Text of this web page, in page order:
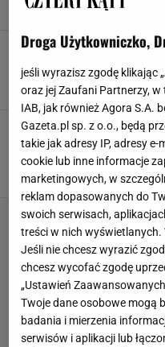
ARANŻACJA WNĘTRZ
10 sztuk za
CASTORAMA DOM
Z
taniej. I
zakupy
CASTORAMA
Droga Użytkowniczko,
jeśli wyrazisz zgodę klikając
oraz jej Zaufani Partnerzy, w
IAB, jak również Agora S.A.
Gazeta.pl sp. z o.o., będą
takie jak adresy IP, adresy
cookie lub inne informacje
marketingowych, w
reklam dopasowanych do
swoich serwisach,
treści w nich wyświetlanych.
Jeśli nie chcesz wyrazić
chcesz wycofać zgodę
„Ustawień
Twoje dane osobowe mogą
badania i mierzenia
serwisów i aplikacji lub